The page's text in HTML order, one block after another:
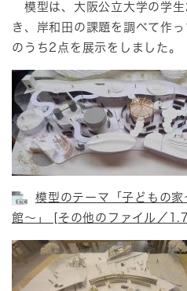
模型は、大阪公立大学の学
き、岸和田の課題を調べて作
のうち2点を展示をしました。
模型のテーマ「子どもの
館～」 [その他のファイル／